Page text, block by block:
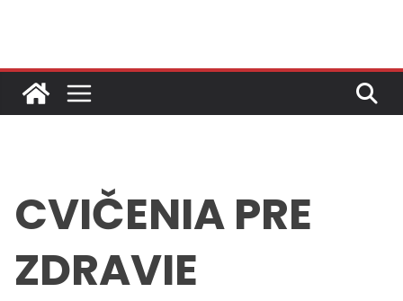
CVIČENIA PRE
ZDRAVIE